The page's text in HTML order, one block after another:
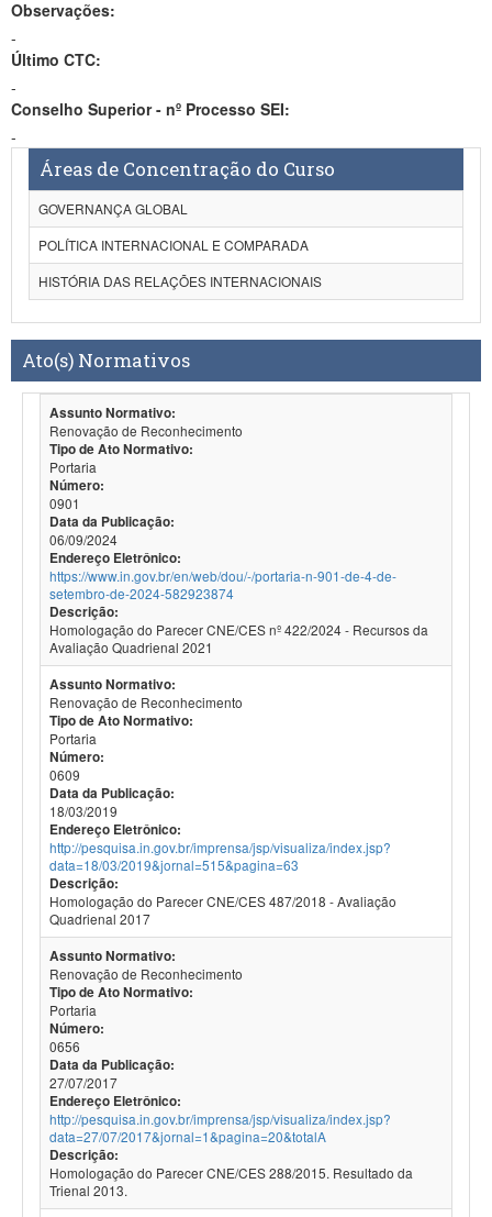
Observações:
-
Último CTC:
-
Conselho Superior - nº Processo SEI:
-
Áreas de Concentração do Curso
GOVERNANÇA GLOBAL
POLÍTICA INTERNACIONAL E COMPARADA
HISTÓRIA DAS RELAÇÕES INTERNACIONAIS
Ato(s) Normativos
Assunto Normativo:
Renovação de Reconhecimento
Tipo de Ato Normativo:
Portaria
Número:
0901
Data da Publicação:
06/09/2024
Endereço Eletrônico:
https://www.in.gov.br/en/web/dou/-/portaria-n-901-de-4-de-
setembro-de-2024-582923874
Descrição:
Homologação do Parecer CNE/CES nº 422/2024 - Recursos da
Avaliação Quadrienal 2021
Assunto Normativo:
Renovação de Reconhecimento
Tipo de Ato Normativo:
Portaria
Número:
0609
Data da Publicação:
18/03/2019
Endereço Eletrônico:
http://pesquisa.in.gov.br/imprensa/jsp/visualiza/index.jsp?
data=18/03/2019&jornal=515&pagina=63
Descrição:
Homologação do Parecer CNE/CES 487/2018 - Avaliação
Quadrienal 2017
Assunto Normativo:
Renovação de Reconhecimento
Tipo de Ato Normativo:
Portaria
Número:
0656
Data da Publicação:
27/07/2017
Endereço Eletrônico:
http://pesquisa.in.gov.br/imprensa/jsp/visualiza/index.jsp?
data=27/07/2017&jornal=1&pagina=20&totalA
Descrição:
Homologação do Parecer CNE/CES 288/2015. Resultado da
Trienal 2013.